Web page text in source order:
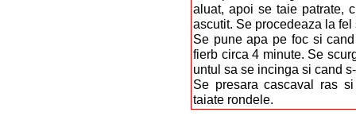
aluat, apoi se taie patrate,
ascutit. Se procedeaza la
Se pune apa pe foc si
fierb circa 4 minute. Se
untul sa se incinga si cand
Se presara cascaval ras
taiate rondele.